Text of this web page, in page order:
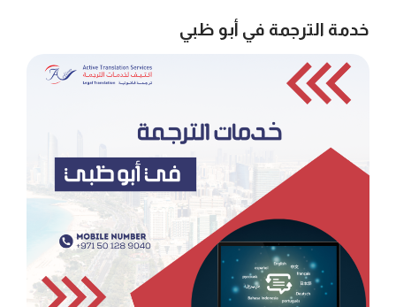
خدمة الترجمة في أبو ظبي